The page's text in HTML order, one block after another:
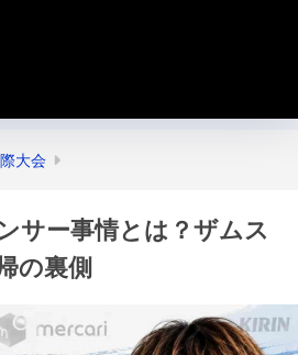
大会
サー事情とは？ザムス
の裏側